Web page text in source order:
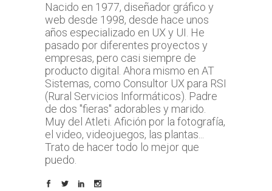
Nacido en 1977, diseñador gráfico y
web desde 1998, desde hace unos
años especializado en UX y UI. He
pasado por diferentes proyectos y
empresas, pero casi siempre de
producto digital. Ahora mismo en AT
Sistemas, como Consultor UX para RSI
(Rural Servicios Informáticos). Padre
de dos "fieras" adorables y marido.
Muy del Atleti. Afición por la fotografía,
el video, videojuegos, las plantas...
Trato de hacer todo lo mejor que
puedo.